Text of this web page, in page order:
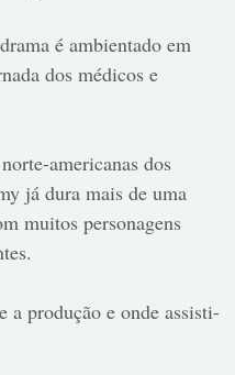
é ambientado em
dos médicos e
americanas dos
já dura mais de uma
muitos personagens
a produção e onde assisti-